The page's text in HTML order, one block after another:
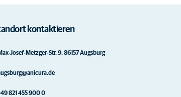
kontaktieren
Josef-Metzger-Str. 9, 86157 Augsburg
821 455 900 0